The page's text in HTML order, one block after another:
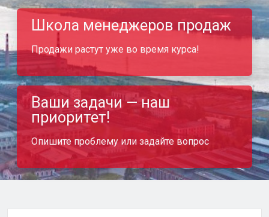
Школа менеджеров продаж
Продажи растут уже во время курса!
Ваши задачи — наш
приоритет!
Опишите проблему или задайте вопрос